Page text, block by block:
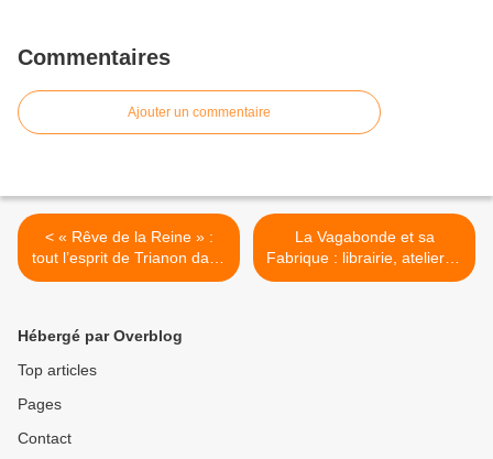
Commentaires
Ajouter un commentaire
< « Rêve de la Reine » :
tout l’esprit de Trianon dans
un flacon
La Vagabonde et sa
Fabrique : librairie, atelier et
galerie au coeur du quartier
Hébergé par Overblog
Top articles
Pages
Contact